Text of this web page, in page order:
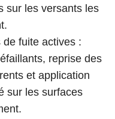
sur les versants les
fuite actives :
reprise des
et application
sur les surfaces